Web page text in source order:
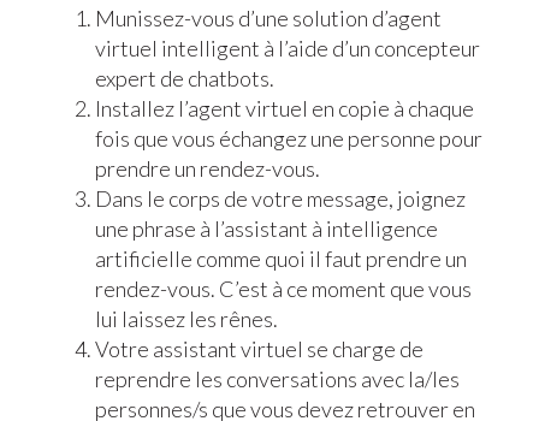
Munissez-vous d’une solution d’agent
virtuel intelligent à l’aide d’un concepteur
expert de chatbots.
Installez l’agent virtuel en copie à chaque
fois que vous échangez une personne pour
prendre un rendez-vous.
Dans le corps de votre message, joignez
une phrase à l’assistant à intelligence
artificielle comme quoi il faut prendre un
rendez-vous. C’est à ce moment que vous
lui laissez les rênes.
Votre assistant virtuel se charge de
reprendre les conversations avec la/les
personnes/s que vous devez retrouver en